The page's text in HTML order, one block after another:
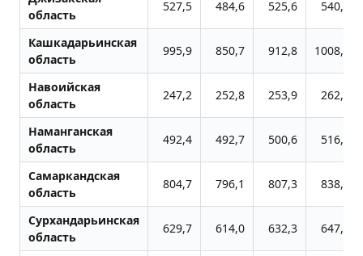
область
527,5 484,6 525,6 540,4
Кашкадарьинская
область
995,9 850,7 912,8 1008,6
Навоийская
область
247,2 252,8 253,9 262,1
Наманганская
область
492,4 492,7 500,6 516,4
Самаркандская
область
804,7 796,1 807,3 838,6
Сурхандарьинская
область
629,7 614,0 632,3 647,6